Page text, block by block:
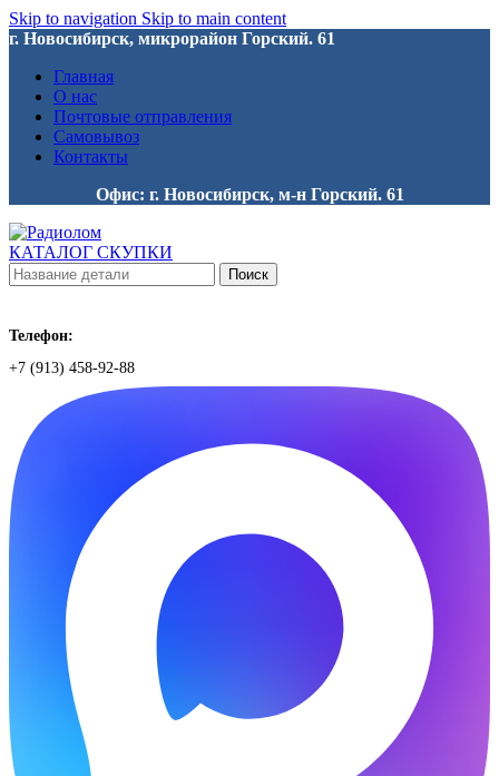
Skip to navigation Skip to main content
г. Новосибирск, микрорайон Горский. 61
Главная
О нас
Почтовые отправления
Самовывоз
Контакты
Офис: г. Новосибирск, м-н Горский. 61
КАТАЛОГ СКУПКИ
Поиск
Телефон:
+7 (913) 458-92-88